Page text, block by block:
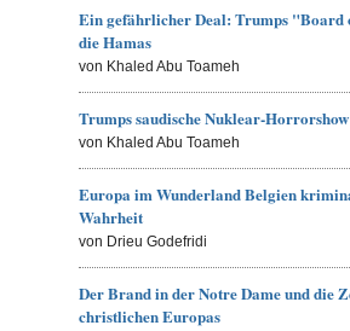
Ein gefährlicher Deal: Trumps "Board
die Hamas
von Khaled Abu Toameh
Trumps saudische Nuklear-Horrorshow
von Khaled Abu Toameh
Europa im Wunderland Belgien
Wahrheit
von Drieu Godefridi
Der Brand in der Notre Dame und die
christlichen Europas